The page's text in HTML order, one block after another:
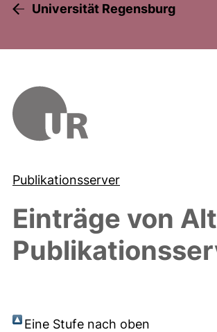
Universität Regensburg
Publikationsserver
Einträge von
Eine Stufe nach oben